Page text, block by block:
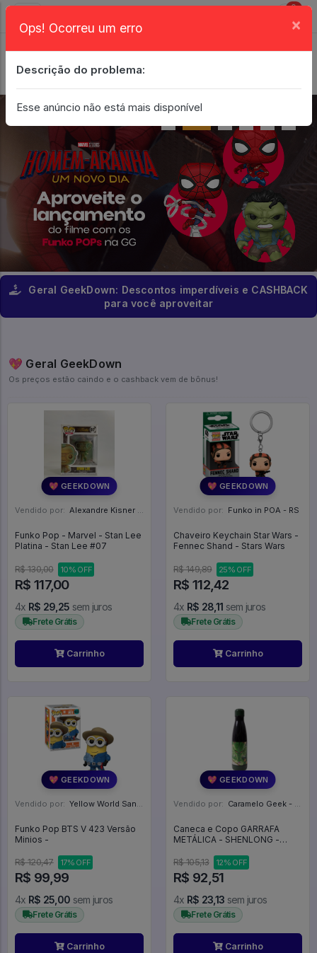
0
Geral GeekDown: Descontos imperdíveis e CASHBACK
para você aproveitar
💖 Geral GeekDown
Os preços estão caindo e o cashback vem de bônus!
💖 GEEKDOWN
Vendido por: Alexandre Kisner - PR
Funko Pop - Marvel - Stan Lee
Platina - Stan Lee #07
R$ 130,00 10% OFF
R$ 117,00
4x R$ 29,25 sem juros
Frete Grátis
Carrinho
💖 GEEKDOWN
Vendido por: Funko in POA - RS
Chaveiro Keychain Star Wars -
Fennec Shand - Stars Wars
R$ 149,89 25% OFF
R$ 112,42
4x R$ 28,11 sem juros
Frete Grátis
Carrinho
💖 GEEKDOWN
Vendido por: Yellow World Santos - SP
Funko Pop BTS V 423 Versão
Minios -
R$ 120,47 17% OFF
R$ 99,99
4x R$ 25,00 sem juros
Frete Grátis
Carrinho
💖 GEEKDOWN
Vendido por: Caramelo Geek - DF
Caneca e Copo GARRAFA
METÁLICA - SHENLONG -
R$ 105,13
12% OFF
R$ 92,51
4x R$ 23,13 sem juros
Frete Grátis
Carrinho
Ops! Ocorreu um erro ×
Descrição do problema:
Esse anúncio não está mais disponível